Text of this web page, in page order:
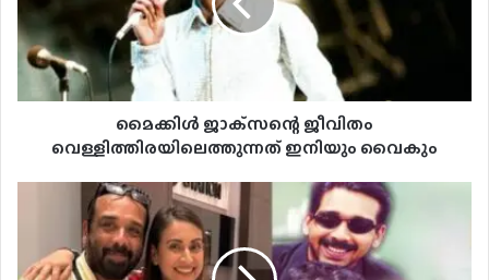
മൈക്കിള്‍ ജാക്‌സന്റെ ജീവിതം
വെള്ളിത്തിരയിലെത്തുന്നത് ഇനിയും വൈകും